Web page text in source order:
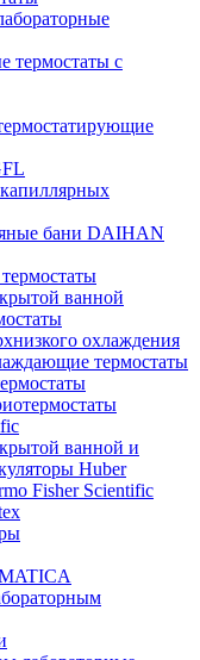
термостаты с
бани DAIHAN
ванной
охлаждения
термостаты
ванной и
Huber
Fisher Scientific